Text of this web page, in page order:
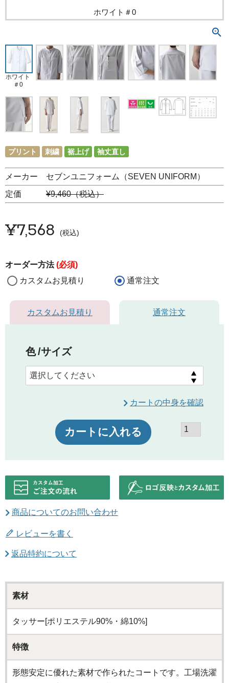
ホワイト＃0
ホワイト
＃0
プリント 刺繍 裾上げ 袖丈直し
メーカー セブンユニフォーム（SEVEN UNIFORM）
定価 ¥9,460（税込）
¥7,568 税込
オーダー方法(必須)
カスタムお見積り
通常注文
カスタムお見積り 通常注文
色 サイズ
カートの中身を確認
カートに入れる
商品についてのお問い合わせ
レビューを書く
返品特約について
素材
タッサー[ポリエステル90%・綿10%]
特徴
形態安定に優れた素材で作られたコートです。工場洗濯